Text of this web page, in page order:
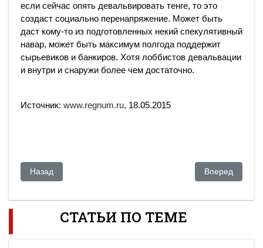
если сейчас опять девальвировать тенге, то это
создаст социально перенапряжение. Может быть
даст кому-то из подготовленных некий спекулятивный
навар, может быть максимум полгода поддержит
сырьевиков и банкиров. Хотя лоббистов девальвации
и внутри и снаружи более чем достаточно.
Источник: www.regnum.ru, 18.05.2015
Предыдущий: Казахстан зовет нефтяных гигантов
Назад Следующий:
Вперед
СТАТЬИ ПО ТЕМЕ